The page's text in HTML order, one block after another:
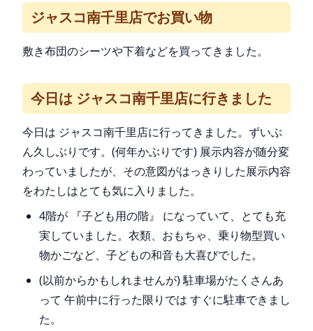
ジャスコ南千里店でお買い物
敷き布団のシーツや下着などを買ってきました。
今日は ジャスコ南千里店に行きました
今日は ジャスコ南千里店に行ってきました。ずいぶ
ん久しぶりです。(何年かぶりです) 展示内容が随分変
わっていましたが、その意図がはっきりした展示内容
をわたしはとても気に入りました。
4階が 『子ども用の階』 になっていて、とても充
実していました。衣類、おもちゃ、乗り物型買い
物かごなど、子どもの和音も大喜びでした。
(以前からかもしれませんが) 駐車場がたくさんあ
って 午前中に行った限りでは すぐに駐車できまし
た。